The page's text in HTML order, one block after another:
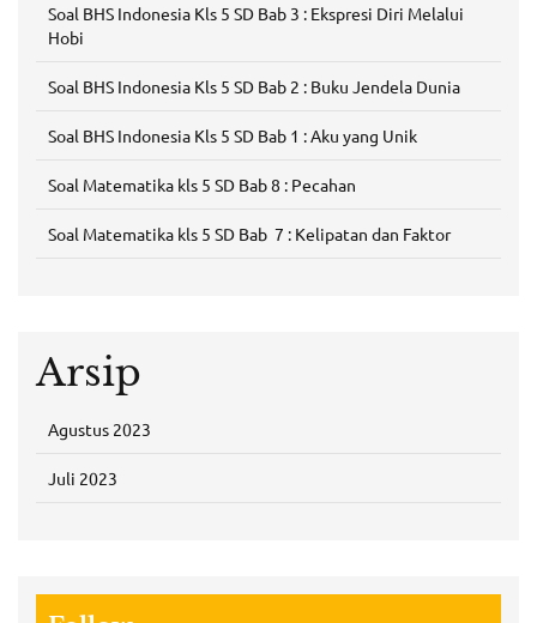
Soal BHS Indonesia Kls 5 SD Bab 3 : Ekspresi Diri Melalui
Hobi
Soal BHS Indonesia Kls 5 SD Bab 2 : Buku Jendela Dunia
Soal BHS Indonesia Kls 5 SD Bab 1 : Aku yang Unik
Soal Matematika kls 5 SD Bab 8 : Pecahan
Soal Matematika kls 5 SD Bab 7 : Kelipatan dan Faktor
Arsip
Agustus 2023
Juli 2023